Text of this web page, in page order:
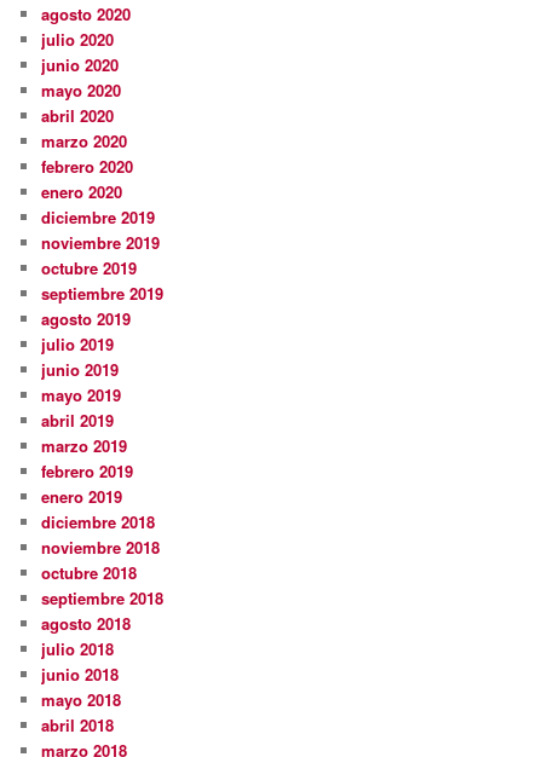
agosto 2020
julio 2020
junio 2020
mayo 2020
abril 2020
marzo 2020
febrero 2020
enero 2020
diciembre 2019
noviembre 2019
octubre 2019
septiembre 2019
agosto 2019
julio 2019
junio 2019
mayo 2019
abril 2019
marzo 2019
febrero 2019
enero 2019
diciembre 2018
noviembre 2018
octubre 2018
septiembre 2018
agosto 2018
julio 2018
junio 2018
mayo 2018
abril 2018
marzo 2018